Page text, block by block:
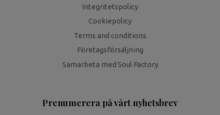
Integritetspolicy
Cookiepolicy
Terms and conditions
Företagsförsäljning
Samarbeta med Soul Factory
Prenumerera på vårt nyhetsbrev